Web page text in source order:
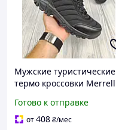
Мужские туристические
термо кроссовки Merrell
спортивные термо
кроссовки для туризма
Готово к отправке
от408₴/мес